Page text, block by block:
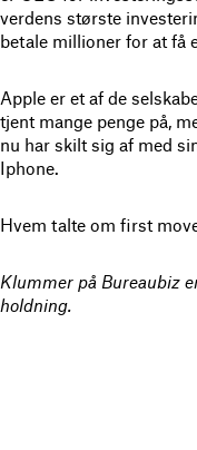
verdens største
betale millioner for at få
Apple er et af de
tjent mange penge på,
nu har skilt sig af med
Iphone.
Hvem talte om first
Klummer på Bureaubiz
holdning.